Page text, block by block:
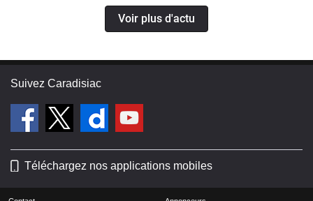
Voir plus d'actu
Suivez Caradisiac
Téléchargez nos applications mobiles